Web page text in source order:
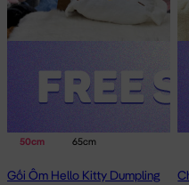
50cm 65cm
Gối Ôm Hello Kitty Dumpling